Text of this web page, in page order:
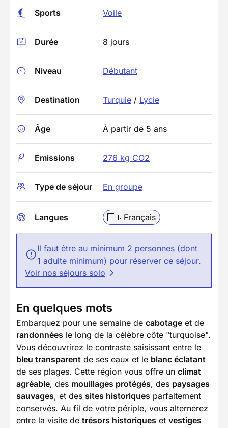
Sports Voile
Durée 8 jours
Niveau Débutant
Destination Turquie / Lycie
Âge À partir de 5 ans
Emissions 276 kg CO2
Type de séjour En groupe
Langues 🇫🇷Français
Il faut être au minimum 2 personnes (dont
1 adulte minimum) pour réserver ce séjour.
Voir nos séjours solo
En quelques mots
Embarquez pour une semaine de cabotage et de
randonnées le long de la célèbre côte "turquoise".
Vous découvrirez le contraste saisissant entre le
bleu transparent de ses eaux et le blanc éclatant
de ses plages. Cette région vous offre un climat
agréable, des mouillages protégés, des paysages
sauvages, et des sites historiques parfaitement
conservés. Au fil de votre périple, vous alternerez
entre la visite de trésors historiques et vestiges